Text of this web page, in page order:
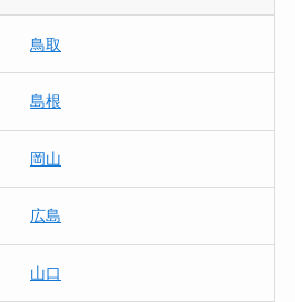
鳥取
島根
岡山
広島
山口